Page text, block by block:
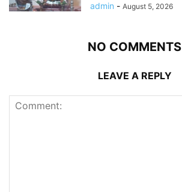
admin - August 5, 2026
NO COMMENTS
LEAVE A REPLY